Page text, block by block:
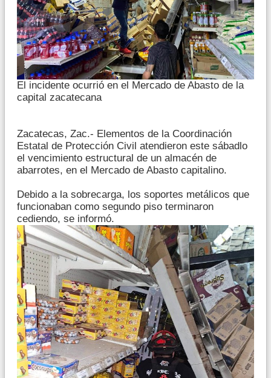
El incidente ocurrió en el Mercado de Abasto de la
capital zacatecana
Zacatecas, Zac.- Elementos de la Coordinación
Estatal de Protección Civil atendieron este sábadlo
el vencimiento estructural de un almacén de
abarrotes, en el Mercado de Abasto capitalino.
Debido a la sobrecarga, los soportes metálicos que
funcionaban como segundo piso terminaron
cediendo, se informó.